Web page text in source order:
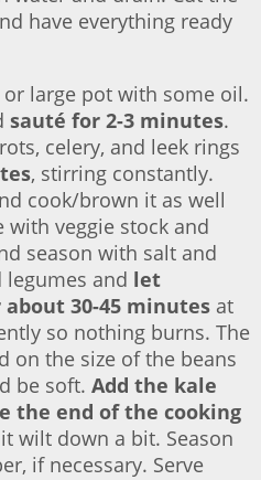
have everything ready
large pot with some oil.
sauté for 2-3 minutes.
celery, and leek rings
, stirring constantly.
cook/brown it as well
veggie stock and
season with salt and
legumes and let
30-45 minutes at
so nothing burns. The
on the size of the beans
be soft. Add the kale
the end of the cooking
wilt down a bit. Season
if necessary. Serve